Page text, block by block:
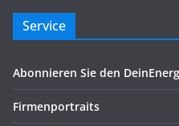
Service
Abonnieren Sie den
Firmenportraits